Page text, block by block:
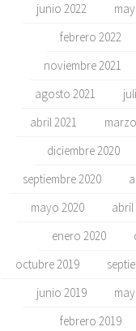
junio 2022
febrero 2022
noviembre 2021
agosto 2021
abril 2021
diciembre 2020
septiembre 2020
mayo 2020
abril
enero 2020
octubre 2019
junio 2019
febrero 2019